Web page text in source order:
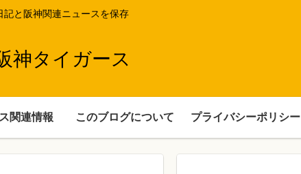
記と阪神関連ニュースを保存
神タイガース
関連情報 このブログについて プライバシーポリシー